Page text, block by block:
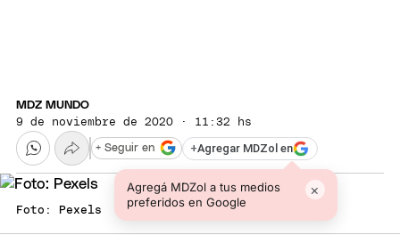
MDZ MUNDO
9 de noviembre de 2020 · 11:32 hs
+Agregar MDZol en
Agregá MDZol a tus medios
preferidos en Google
×
+ Seguir en
Foto: Pexels